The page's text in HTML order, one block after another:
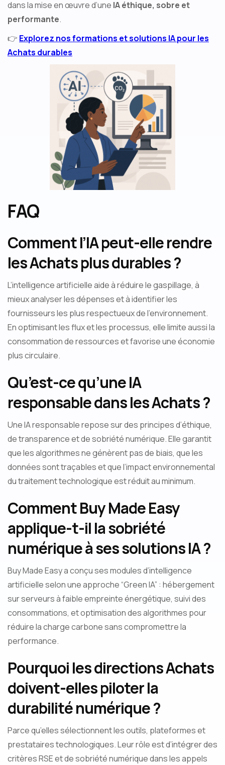
dans la mise en œuvre d’une IA éthique, sobre et
performante.
👉 Explorez nos formations et solutions IA pour les
Achats durables
FAQ
Comment l’IA peut-elle rendre
les Achats plus durables ?
L’intelligence artificielle aide à réduire le gaspillage, à
mieux analyser les dépenses et à identifier les
fournisseurs les plus respectueux de l’environnement.
En optimisant les flux et les processus, elle limite aussi la
consommation de ressources et favorise une économie
plus circulaire.
Qu’est-ce qu’une IA
responsable dans les Achats ?
Une IA responsable repose sur des principes d’éthique,
de transparence et de sobriété numérique. Elle garantit
que les algorithmes ne génèrent pas de biais, que les
données sont traçables et que l’impact environnemental
du traitement technologique est réduit au minimum.
Comment Buy Made Easy
applique-t-il la sobriété
numérique à ses solutions IA ?
Buy Made Easy a conçu ses modules d’intelligence
artificielle selon une approche “Green IA” : hébergement
sur serveurs à faible empreinte énergétique, suivi des
consommations, et optimisation des algorithmes pour
réduire la charge carbone sans compromettre la
performance.
Pourquoi les directions Achats
doivent-elles piloter la
durabilité numérique ?
Parce qu’elles sélectionnent les outils, plateformes et
prestataires technologiques. Leur rôle est d’intégrer des
critères RSE et de sobriété numérique dans les appels